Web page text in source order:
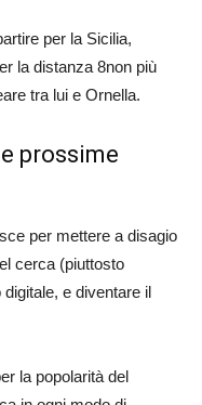
per la Sicilia,
la distanza 8non più
tra lui e Ornella.
prossime
per mettere a disagio
cerca (piuttosto
e diventare il
la popolarità del